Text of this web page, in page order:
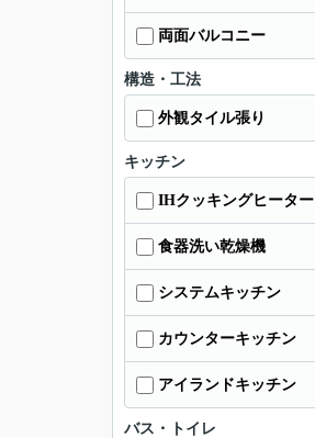
両面バルコニー
構造・工法
外観タイル張り
キッチン
IHクッキングヒーター
食器洗い乾燥機
システムキッチン
カウンターキッチン
アイランドキッチン
バス・トイレ